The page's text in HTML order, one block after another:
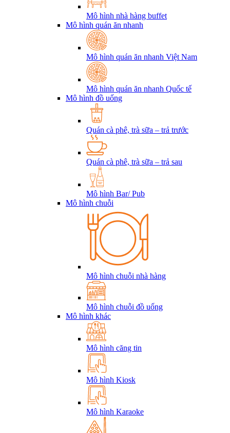
Mô hình nhà hàng buffet
Mô hình quán ăn nhanh
Mô hình quán ăn nhanh Việt Nam
Mô hình quán ăn nhanh Quốc tế
Mô hình đồ uống
Quán cà phê, trà sữa – trả trước
Quán cà phê, trà sữa – trả sau
Mô hình Bar/ Pub
Mô hình chuỗi
Mô hình chuỗi nhà hàng
Mô hình chuỗi đồ uống
Mô hình khác
Mô hình căng tin
Mô hình Kiosk
Mô hình Karaoke